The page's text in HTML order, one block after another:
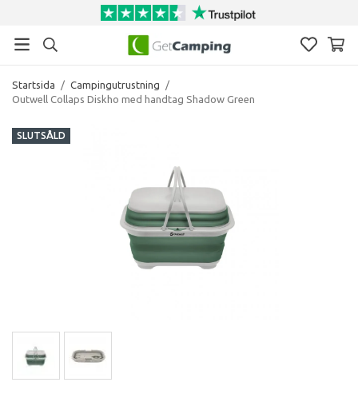
Startsida / Campingutrustning
/
Outwell Collaps Diskho med handtag Shadow Green
SLUTSÅLD